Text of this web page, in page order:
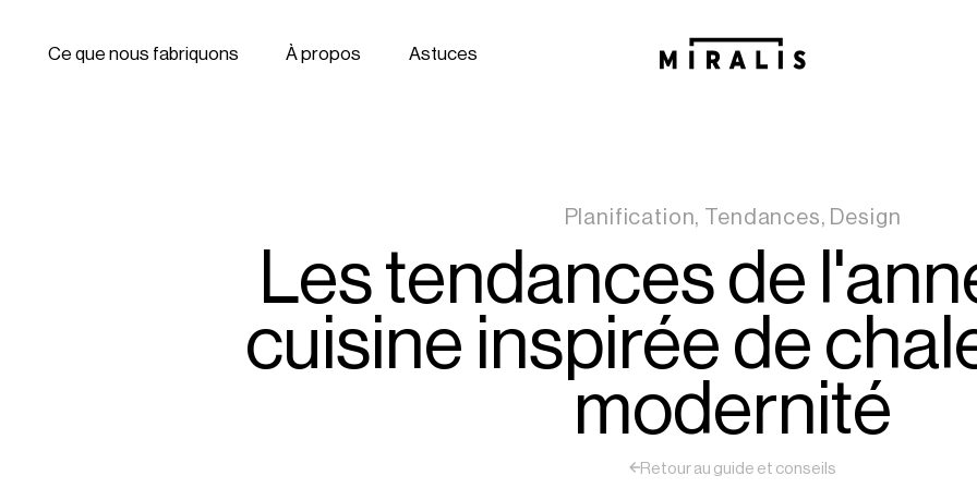
Ce que nous fabriquons À propos Astuces
Planification, Tendances, Design
Les tendances de
cuisine inspirée de
modernité
Retour au guide et conseils